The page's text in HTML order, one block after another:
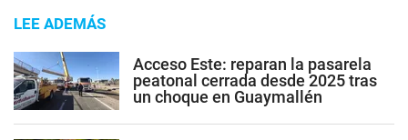
LEE ADEMÁS
Acceso Este: reparan la pasarela
peatonal cerrada desde 2025 tras
un choque en Guaymallén